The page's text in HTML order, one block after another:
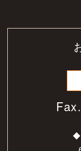
Fax.
◆